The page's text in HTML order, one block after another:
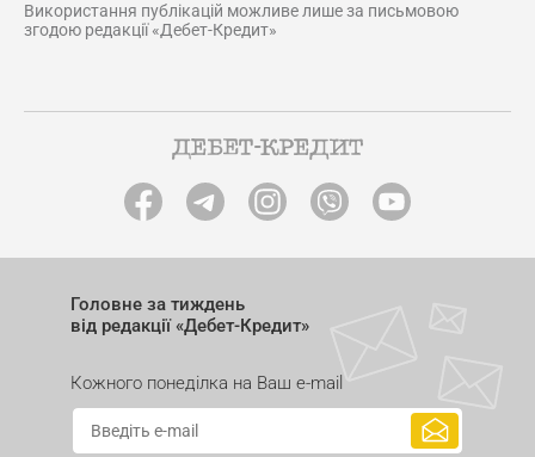
Використання публікацій можливе лише за письмовою
згодою редакції «Дебет-Кредит»
Головне за тиждень
від редакції «Дебет-Кредит»
Кожного понеділка на Ваш e-mail